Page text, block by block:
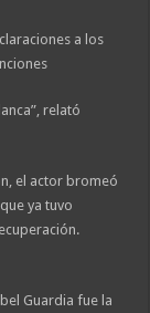
a los
relató
el actor bromeó
ya tuvo
Guardia fue la